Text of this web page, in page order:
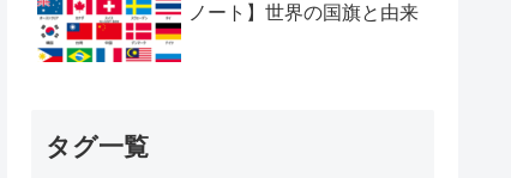
ノート】世界の国旗と由来
タグ一覧